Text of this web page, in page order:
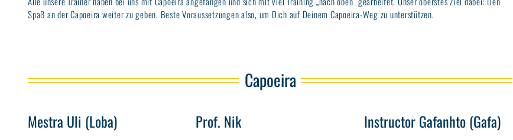
Spaß an der Capoeira weiter zu geben. Beste Voraussetzungen also, um Dich auf Deinem Capoeira-Weg zu unterstützen.
Capoeira
Mestra Uli (Loba) Prof. Nik Instructor Gafanhto (Gafa)